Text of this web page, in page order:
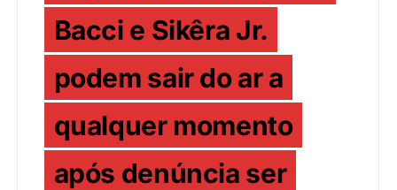
Bacci e Sikêra Jr.
podem sair do ar a
qualquer momento
após denúncia ser